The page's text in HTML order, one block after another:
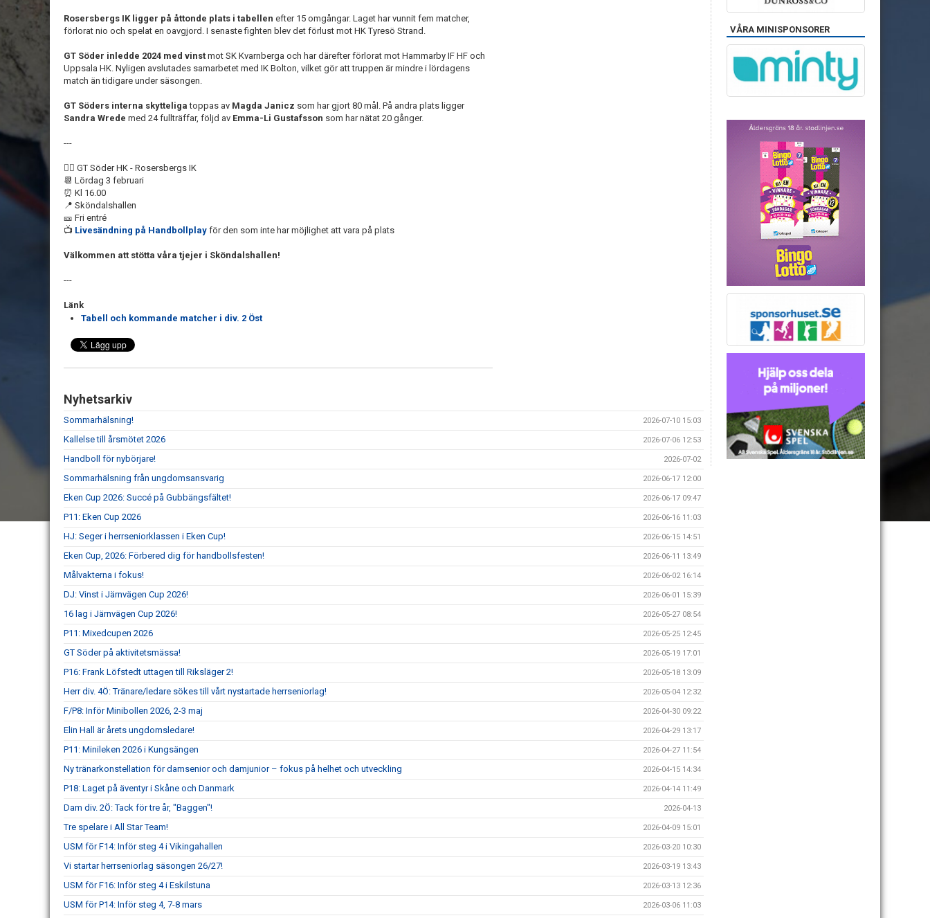
Rosersbergs IK ligger på åttonde plats i tabellen efter 15 omgångar. Laget har vunnit fem matcher,
förlorat nio och spelat en oavgjord. I senaste fighten blev det förlust mot HK Tyresö Strand.
GT Söder inledde 2024 med vinst mot SK Kvarnberga och har därefter förlorat mot Hammarby IF HF och
Uppsala HK. Nyligen avslutades samarbetet med IK Bolton, vilket gör att truppen är mindre i lördagens
match än tidigare under säsongen.
GT Söders interna skytteliga toppas av Magda Janicz som har gjort 80 mål. På andra plats ligger
Sandra Wrede med 24 fullträffar, följd av Emma-Li Gustafsson som har nätat 20 gånger.
---
🤾‍♀️ GT Söder HK - Rosersbergs IK
📆 Lördag 3 februari
⏰ Kl 16.00
📍 Sköndalshallen
🎫 Fri entré
📺 Livesändning på Handbollplay för den som inte har möjlighet att vara på plats
Välkommen att stötta våra tjejer i Sköndalshallen!
---
Länk
Tabell och kommande matcher i div. 2 Öst
Nyhetsarkiv
Sommarhälsning! 2026-07-10 15:03
Kallelse till årsmötet 2026 2026-07-06 12:53
Handboll för nybörjare! 2026-07-02
Sommarhälsning från ungdomsansvarig 2026-06-17 12:00
Eken Cup 2026: Succé på Gubbängsfältet! 2026-06-17 09:47
P11: Eken Cup 2026 2026-06-16 11:03
HJ: Seger i herrseniorklassen i Eken Cup! 2026-06-15 14:51
Eken Cup, 2026: Förbered dig för handbollsfesten! 2026-06-11 13:49
Målvakterna i fokus! 2026-06-02 16:14
DJ: Vinst i Järnvägen Cup 2026! 2026-06-01 15:39
16 lag i Järnvägen Cup 2026! 2026-05-27 08:54
P11: Mixedcupen 2026 2026-05-25 12:45
GT Söder på aktivitetsmässa! 2026-05-19 17:01
P16: Frank Löfstedt uttagen till Riksläger 2! 2026-05-18 13:09
Herr div. 4Ö: Tränare/ledare sökes till vårt nystartade herrseniorlag! 2026-05-04 12:32
F/P8: Inför Minibollen 2026, 2-3 maj 2026-04-30 09:22
Elin Hall är årets ungdomsledare! 2026-04-29 13:17
P11: Minileken 2026 i Kungsängen 2026-04-27 11:54
Ny tränarkonstellation för damsenior och damjunior – fokus på helhet och utveckling 2026-04-15 14:34
P18: Laget på äventyr i Skåne och Danmark 2026-04-14 11:49
Dam div. 2Ö: Tack för tre år, "Baggen"! 2026-04-13
Tre spelare i All Star Team! 2026-04-09 15:01
USM för F14: Inför steg 4 i Vikingahallen 2026-03-20 10:30
Vi startar herrseniorlag säsongen 26/27! 2026-03-19 13:43
USM för F16: Inför steg 4 i Eskilstuna 2026-03-13 12:36
USM för P14: Inför steg 4, 7-8 mars 2026-03-06 11:03
VÅRA MINISPONSORER